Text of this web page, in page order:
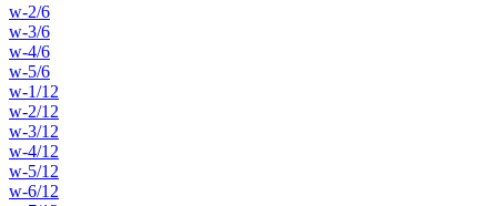
w-2/6
w-3/6
w-4/6
w-5/6
w-1/12
w-2/12
w-3/12
w-4/12
w-5/12
w-6/12